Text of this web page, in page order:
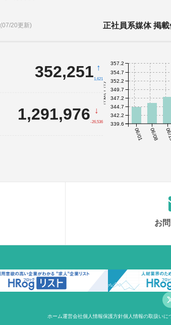
(07/20更新)
352,251 ↑
1,621
1,291,976 ↓
-26,536
正社員系媒体 掲
06/01 06/08
件数(千件)
339.6
342.2
344.7
347.2
349.7
352.2
354.7
357.2
お
ホーム運営会社個人情報保護方針個人情報の取扱いに